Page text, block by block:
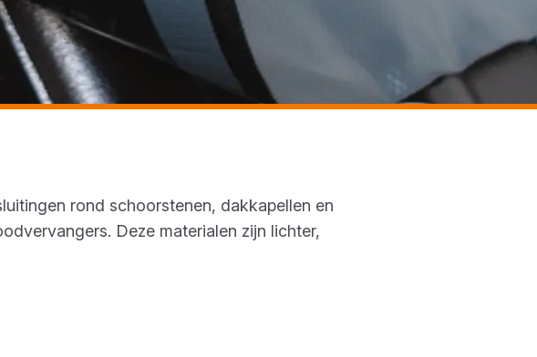
rond schoorstenen, dakkapellen en
Deze materialen zijn lichter,